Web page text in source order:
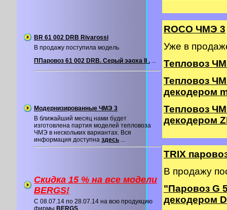
BR 61 002 DRB Rivarossi
В продажу поступила модель
ППаровоз 61 002 DRB. Серый эаоха II . ...
Модернизированные ЧМЭ 3
В ближайший месяц нами будет
изготовлена партия моделей тепловоза
ЧМЭ в нескольких вариантах. Вся
информация доступна здесь ...
Скидка 15 % на все модели
BERGS!
C 08.07.14 по 28.07.14 на всю продукцию
фирмы BERGS
ROCO ЧМЭ 3
Уже в
Тепловоз
Тепловоз
декодером
Тепловоз
декодером
TRIX
В продажу
"Паровоз G
декодером